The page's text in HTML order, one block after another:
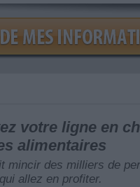
votre ligne en
alimentaires
mincir des milliers de
allez en profiter.